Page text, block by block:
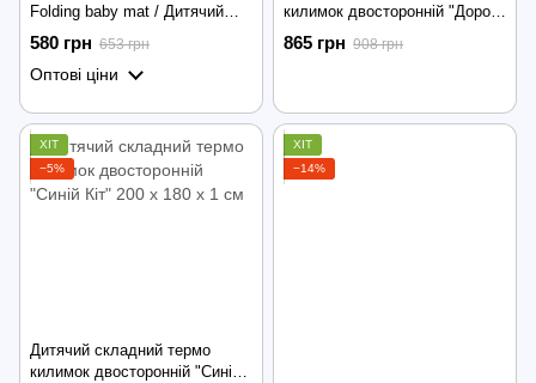
Folding baby mat / Дитячий
розвиваючий ігровий килимок
розкладний 150*180 см
(Автобус)
580 грн 653 грн
Оптові ціни
килимок двосторонній "Дорога
∙ Ведмедик на велосипеді"
200 х 180 х 1 см
865 грн 908 грн
ХІТ
−5%
Дитячий складний термо
килимок двосторонній "Синій
ХІТ
−14%